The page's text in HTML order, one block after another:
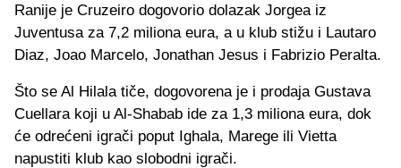
Ranije je Cruzeiro dogovorio dolazak Jorgea iz
Juventusa za 7,2 miliona eura, a u klub stižu i Lautaro
Diaz, Joao Marcelo, Jonathan Jesus i Fabrizio Peralta.
Što se Al Hilala tiče, dogovorena je i prodaja Gustava
Cuellara koji u Al-Shabab ide za 1,3 miliona eura, dok
će odrećeni igrači poput Ighala, Marege ili Vietta
napustiti klub kao slobodni igrači.